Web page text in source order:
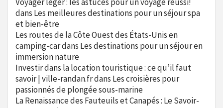
dans Les meilleures destinations pour un séjour spa
et bien-être
Les routes de la Côte Ouest des États-Unis en
camping-cardans Les destinations pour un séjour en
immersion nature
Investir dans la location touristique : ce qu’il faut
savoir | ville-randan.frdans Les croisières pour
passionnés de plongée sous-marine
La Renaissance des Fauteuils et Canapés : Le Savoir-